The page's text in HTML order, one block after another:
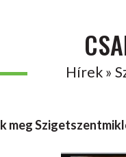
Hírek »
meg